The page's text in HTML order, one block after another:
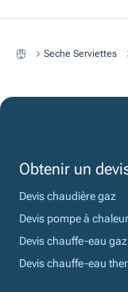
Seche Serviettes
Obtenir un
Devis chaudière gaz
Devis pompe à chaleur
Devis chauffe-eau gaz
Devis chauffe-eau